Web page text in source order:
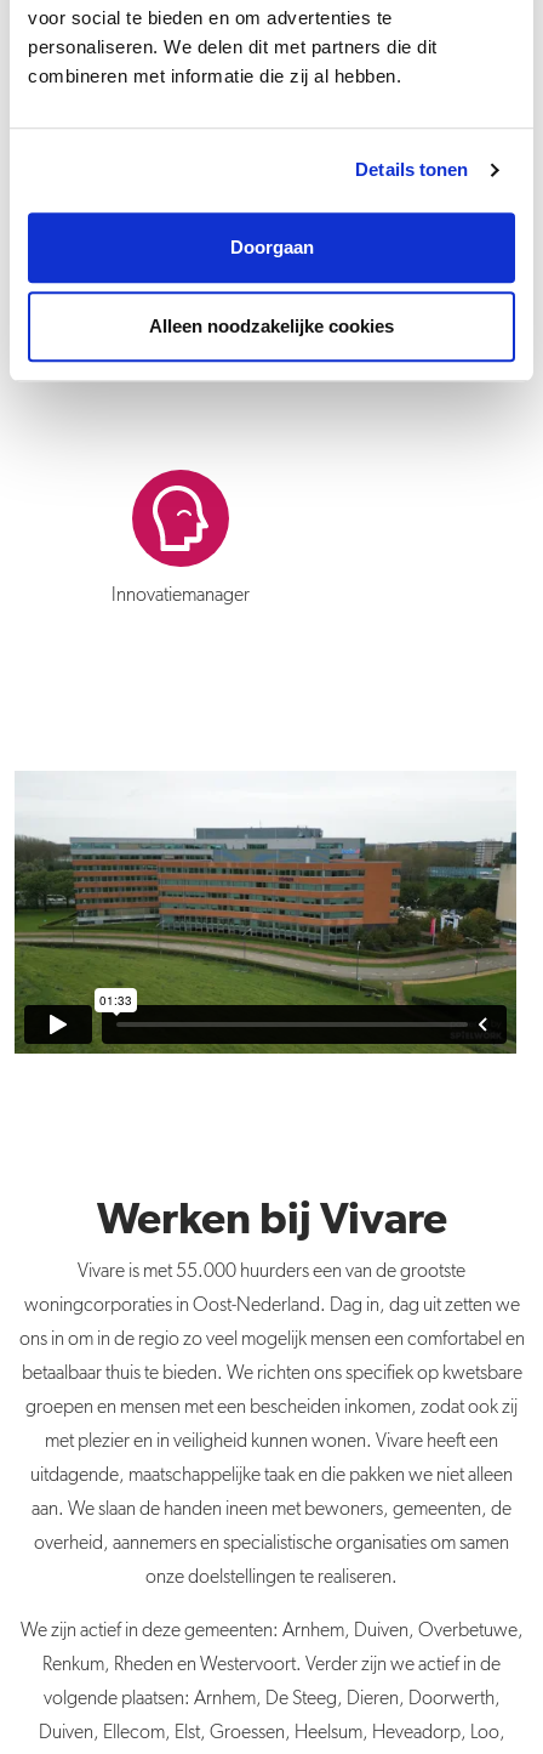
voor social te bieden en om advertenties te
personaliseren. We delen dit met partners die dit
combineren met informatie die zij al hebben.
Details tonen
Doorgaan
Alleen noodzakelijke cookies
Groeipad
professionele ontwikkeling, zowel in de hoogte als in de breedte.
Je wordt ondersteund in het uitbouwen van je talenten en het
een eigen online platform, biedt actuele klassikale en online
kennis en kunde van Vivarianen wordt gestimuleerd en er altijd
Innovatiemanager
Werken bij Vivare
Vivare is met 55.000 huurders een van de grootste
woningcorporaties in Oost-Nederland. Dag in, dag uit zetten we
ons in om in de regio zo veel mogelijk mensen een comfortabel en
betaalbaar thuis te bieden. We richten ons specifiek op kwetsbare
groepen en mensen met een bescheiden inkomen, zodat ook zij
met plezier en in veiligheid kunnen wonen. Vivare heeft een
uitdagende, maatschappelijke taak en die pakken we niet alleen
aan. We slaan de handen ineen met bewoners, gemeenten, de
overheid, aannemers en specialistische organisaties om samen
onze doelstellingen te realiseren.
We zijn actief in deze gemeenten: Arnhem, Duiven, Overbetuwe,
Renkum, Rheden en Westervoort. Verder zijn we actief in de
volgende plaatsen: Arnhem, De Steeg, Dieren, Doorwerth,
Duiven, Ellecom, Elst, Groessen, Heelsum, Heveadorp, Loo,